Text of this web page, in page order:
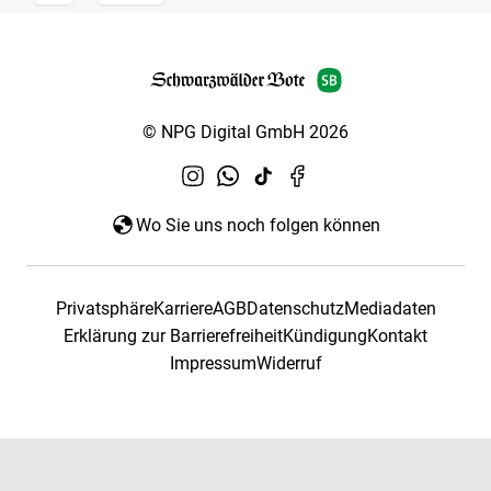
© NPG Digital GmbH 2026
Wo Sie uns noch folgen können
PrivatsphäreKarriereAGBDatenschutzMediadaten
Erklärung zur BarrierefreiheitKündigungKontakt
ImpressumWiderruf